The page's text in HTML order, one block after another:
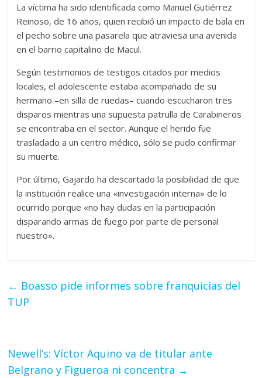
La víctima ha sido identificada como Manuel Gutiérrez
Reinoso, de 16 años, quien recibió un impacto de bala en
el pecho sobre una pasarela que atraviesa una avenida
en el barrio capitalino de Macul.
Según testimonios de testigos citados por medios
locales, el adolescente estaba acompañado de su
hermano –en silla de ruedas– cuando escucharon tres
disparos mientras una supuesta patrulla de Carabineros
se encontraba en el sector. Aunque el herido fue
trasladado a un centro médico, sólo se pudo confirmar
su muerte.
Por último, Gajardo ha descartado la posibilidad de que
la institución realice una «investigación interna» de lo
ocurrido porque «no hay dudas en la participación
disparando armas de fuego por parte de personal
nuestro».
← Boasso pide informes sobre franquicias del
TUP
Newell’s: Víctor Aquino va de titular ante
Belgrano y Figueroa ni concentra →